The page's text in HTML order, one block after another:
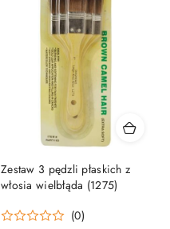
Zestaw 3 pędzli płaskich z
włosia wielbłąda (1275)
(0)